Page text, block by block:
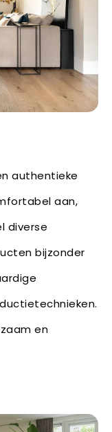
authentieke
aan,
diverse
bijzonder
en